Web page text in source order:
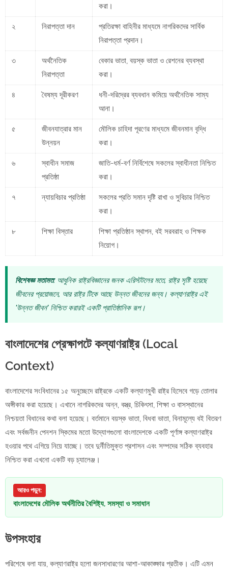
করা।
২ নিরাপত্তা দান
প্রতিরক্ষা বাহিনীর মাধ্যমে নাগরিকদের সার্বিক
নিরাপত্তা প্রদান।
৩
অর্থনৈতিক
নিরাপত্তা
বেকার ভাতা, বয়স্ক ভাতা ও রেশনের ব্যবস্থা
করা।
৪ বৈষম্য দূরীকরণ
ধনী-দরিদ্রের ব্যবধান কমিয়ে অর্থনৈতিক সাম্য
আনা।
৫
জীবনযাত্রার মান
উন্নয়ন
মৌলিক চাহিদা পূরণের মাধ্যমে জীবনমান বৃদ্ধি
করা।
৬
স্বাধীন সমাজ
প্রতিষ্ঠা
জাতি-ধর্ম-বর্ণ নির্বিশেষে সকলের স্বাধীনতা নিশ্চিত
করা।
৭ ন্যায়বিচার প্রতিষ্ঠা
সকলের প্রতি সমান দৃষ্টি রাখা ও সুবিচার নিশ্চিত
করা।
৮ শিক্ষা বিস্তার
শিক্ষা প্রতিষ্ঠান স্থাপন, বই সরবরাহ ও শিক্ষক
নিয়োগ।
বিশেষজ্ঞ মতামত:আধুনিক রাষ্ট্রবিজ্ঞানের জনক এরিস্টটলের মতে, রাষ্ট্র সৃষ্টি হয়েছে
জীবনের প্রয়োজনে, আর রাষ্ট্র টিকে আছে উন্নত জীবনের জন্য। কল্যাণরাষ্ট্র এই
'উন্নত জীবন' নিশ্চিত করারই একটি প্রাতিষ্ঠানিক রূপ।
বাংলাদেশের প্রেক্ষাপটে কল্যাণরাষ্ট্র (Local
Context)
বাংলাদেশের সংবিধানের ১৫ অনুচ্ছেদে রাষ্ট্রকে একটি কল্যাণমুখী রাষ্ট্র হিসেবে গড়ে তোলার
অঙ্গীকার করা হয়েছে। এখানে নাগরিকদের অন্ন, বস্ত্র, চিকিৎসা, শিক্ষা ও বাসস্থানের
নিশ্চয়তা বিধানের কথা বলা হয়েছে। বর্তমানে বয়স্ক ভাতা, বিধবা ভাতা, বিনামূল্যে বই বিতরণ
এবং সর্বজনীন পেনশন স্কিমের মতো উদ্যোগগুলো বাংলাদেশকে একটি পূর্ণাঙ্গ কল্যাণরাষ্ট্র
হওয়ার পথে এগিয়ে নিয়ে যাচ্ছে। তবে দুর্নীতিমুক্ত প্রশাসন এবং সম্পদের সঠিক ব্যবহার
নিশ্চিত করা এখনো একটি বড় চ্যালেঞ্জ।
আরও পড়ুন:
বাংলাদেশের মৌলিক অর্থনীতির বৈশিষ্ট্য, সমস্যা ও সমাধান
উপসংহার
পরিশেষে বলা যায়, কল্যাণরাষ্ট্র হলো জনসাধারণের আশা-আকাঙ্ক্ষার প্রতীক। এটি এমন